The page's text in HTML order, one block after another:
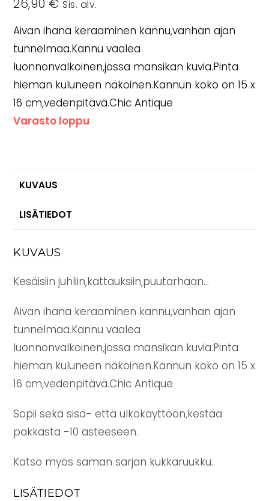
26,90 € Sis. alv.
Aivan ihana keraaminen kannu,vanhan ajan
tunnelmaa.Kannu vaalea
luonnonvalkoinen,jossa mansikan kuvia.Pinta
hieman kuluneen näköinen.Kannun koko on 15 x
16 cm,vedenpitävä.Chic Antique
Varasto loppu
KUVAUS
LISÄTIEDOT
KUVAUS
Kesäisiin juhliin,kattauksiin,puutarhaan…
Aivan ihana keraaminen kannu,vanhan ajan
tunnelmaa.Kannu vaalea
luonnonvalkoinen,jossa mansikan kuvia.Pinta
hieman kuluneen näköinen.Kannun koko on 15 x
16 cm,vedenpitävä.Chic Antique
Sopii sekä sisä- että ulkokäyttöön,kestää
pakkasta -10 asteeseen.
Katso myös saman sarjan kukkaruukku.
LISÄTIEDOT